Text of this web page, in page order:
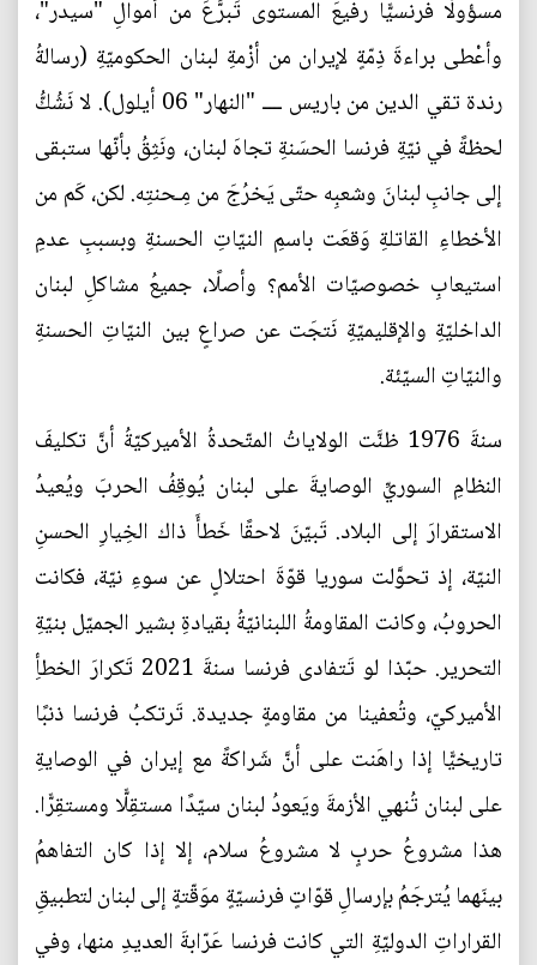
مسؤولًا فرنسيًّا رفيعَ المستوى تَبرَّعَ من أموالِ "سيدر"،
وأعْطى براءةَ ذِمّةٍ لإيران من أزْمةِ لبنان الحكوميّةِ (رسالةُ
رندة تقي الدين من باريس ــــ "النهار" 06 أيلول). لا نَشُكُّ
لحظةً في نيّةِ فرنسا الحسَنةِ تجاهَ لبنان، ونَثِقُ بأنّها ستبقى
إلى جانبِ لبنانَ وشعبِه حتّى يَخرُجَ من مِـحنتِه. لكن، كَم من
الأخطاءِ القاتلةِ وَقعَت باسمِ النيّاتِ الحسنةِ وبسببِ عدمِ
استيعابِ خصوصيّات الأمم؟ وأصلًا، جميعُ مشاكلِ لبنان
الداخليّةِ والإقليميّةِ نَتجَت عن صراعٍ بين النيّاتِ الحسنةِ
والنيّاتِ السيّئة.
سنةَ 1976 ظنَّت الولاياتُ المتّحدةُ الأميركيّةُ أنَّ تكليفَ
النظامِ السوريِّ الوصايةَ على لبنان يُوقِفُ الحربَ ويُعيدُ
الاستقرارَ إلى البلاد. تَبيّنَ لاحقًا خَطأَ ذاك الخِيارِ الحسنِ
النيّة، إذ تحوَّلت سوريا قوّةَ احتلالٍ عن سوءِ نيّة، فكانت
الحروبُ، وكانت المقاومةُ اللبنانيّةُ بقيادةِ بشير الجميّل بنيّةِ
التحرير. حبّذا لو تَتفادى فرنسا سنةَ 2021 تَكرارَ الخطأِ
الأميركيّ، وتُعفينا من مقاومةٍ جديدة. تَرتكبُ فرنسا ذنبًا
تاريخيًّا إذا راهَنت على أنَّ شَراكةً مع إيران في الوصايةِ
على لبنان تُنهي الأزمةَ ويَعودُ لبنان سيّدًا مستقِلًّا ومستقِرًّا.
هذا مشروعُ حربٍ لا مشروعُ سلام، إلا إذا كان التفاهمُ
بينَهما يُترجَمُ بإرسالِ قوّاتٍ فرنسيّةٍ موَقّتةٍ إلى لبنان لتطبيقِ
القراراتِ الدوليّةِ التي كانت فرنسا عَرّابةَ العديدِ منها، وفي